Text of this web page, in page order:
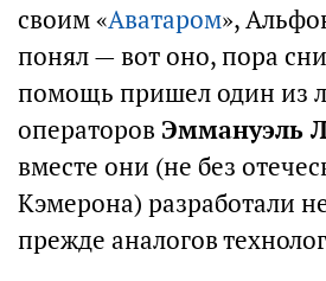
своим «Аватаром»,
понял — вот оно, пора
помощь пришел один из
операторов Эммануэль
вместе они (не без
Кэмерона) разработали
прежде аналогов